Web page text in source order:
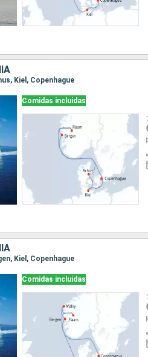
Kiel, Copenhague
Comidas incluidas
Kiel, Copenhague
Comidas incluidas